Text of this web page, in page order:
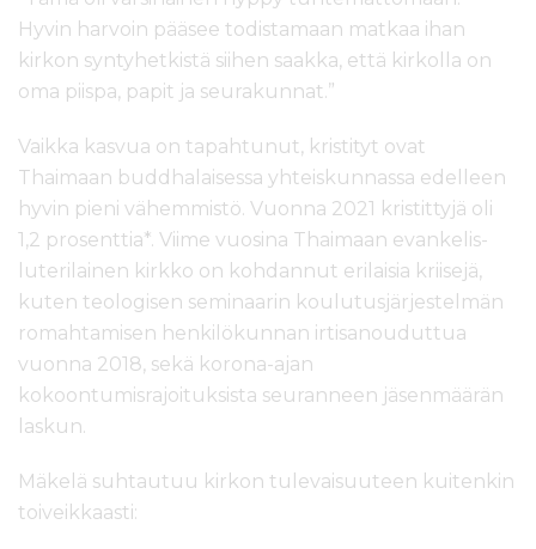
Hyvin harvoin pääsee todistamaan matkaa ihan
kirkon syntyhetkistä siihen saakka, että kirkolla on
oma piispa, papit ja seurakunnat.”
Vaikka kasvua on tapahtunut, kristityt ovat
Thaimaan buddhalaisessa yhteiskunnassa edelleen
hyvin pieni vähemmistö. Vuonna 2021 kristittyjä oli
1,2 prosenttia*. Viime vuosina Thaimaan evankelis-
luterilainen kirkko on kohdannut erilaisia kriisejä,
kuten teologisen seminaarin koulutusjärjestelmän
romahtamisen henkilökunnan irtisanouduttua
vuonna 2018, sekä korona-ajan
kokoontumisrajoituksista seuranneen jäsenmäärän
laskun.
Mäkelä suhtautuu kirkon tulevaisuuteen kuitenkin
toiveikkaasti: